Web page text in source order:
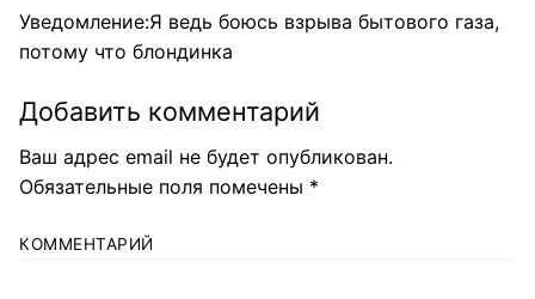
Уведомление:Я ведь боюсь взрыва бытового газа,
потому что блондинка
Добавить комментарий
Ваш адрес email не будет опубликован.
Обязательные поля помечены *
КОММЕНТАРИЙ